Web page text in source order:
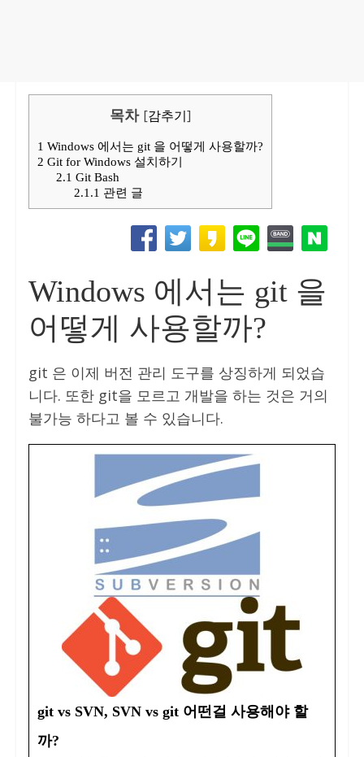
목차 [감추기]
1 Windows 에서는 git 을 어떻게 사용할까?
2 Git for Windows 설치하기
2.1 Git Bash
2.1.1 관련 글
Windows 에서는 git 을
어떻게 사용할까?
git 은 이제 버전 관리 도구를 상징하게 되었습
니다. 또한 git을 모르고 개발을 하는 것은 거의
불가능 하다고 볼 수 있습니다.
git vs SVN, SVN vs git 어떤걸 사용해야 할
까?